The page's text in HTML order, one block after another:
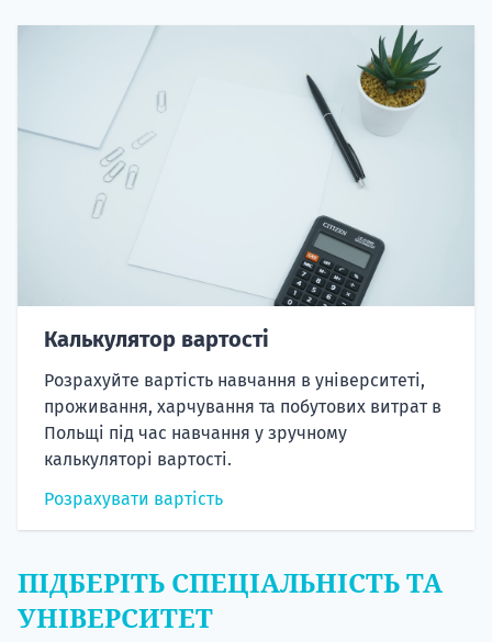
Калькулятор вартості
Розрахуйте вартість навчання в університеті,
проживання, харчування та побутових витрат в
Польщі під час навчання у зручному
калькуляторі вартості.
Розрахувати вартість
ПІДБЕРІТЬ СПЕЦІАЛЬНІСТЬ ТА
УНІВЕРСИТЕТ